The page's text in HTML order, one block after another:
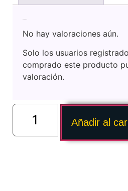
No hay valoraciones aún.
Solo los usuarios
comprado este producto
valoración.
Añadir al